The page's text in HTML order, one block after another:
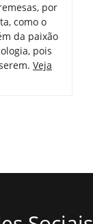
por
como o
da paixão
pois
Veja